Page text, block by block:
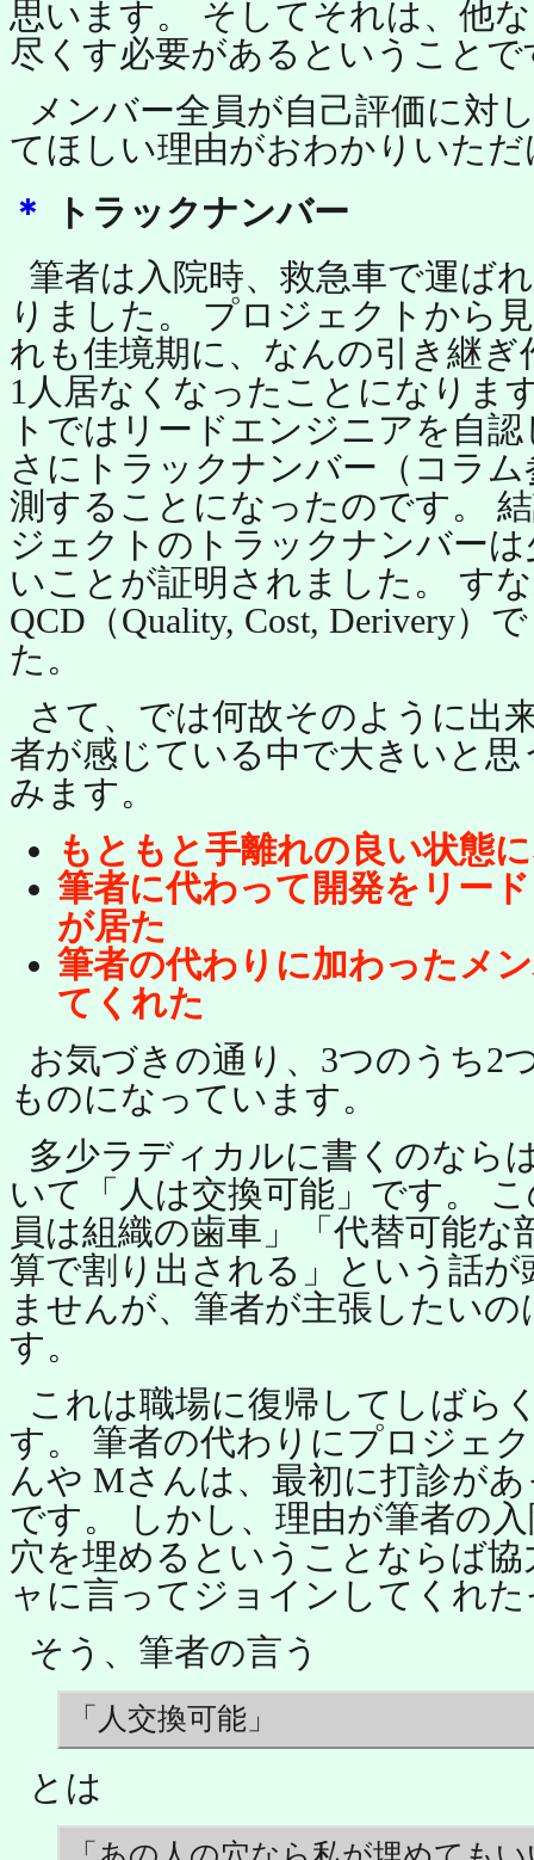
思います。 そしてそれは、他
尽くす必要があるということで
メンバー全員が自己評価に対
てほしい理由がおわかりいた
＊
トラックナンバー
筆者は入院時、救急車で運ば
りました。 プロジェクトから
れも佳境期に、なんの引き継
1人居なくなったことになりま
トではリードエンジニアを自
さにトラックナンバー（コラ
測することになったのです。
ジェクトのトラックナンバー
いことが証明されました。 す
QCD（Quality, Cost, Derivery）
た。
さて、では何故そのように出
者が感じている中で大きいと
みます。
もともと手離れの良い状態
筆者に代わって開発をリー
が居た
筆者の代わりに加わったメ
てくれた
お気づきの通り、3つのうち2
ものになっています。
多少ラディカルに書くのなら
いて「人は交換可能」です。
員は組織の歯車」「代替可能な
算で割り出される」という話
ませんが、筆者が主張したい
す。
これは職場に復帰してしばら
す。 筆者の代わりにプロジェ
んや Mさんは、最初に打診が
です。 しかし、理由が筆者の
穴を埋めるということならば
ャに言ってジョインしてくれ
そう、筆者の言う
「人交換可能」
とは